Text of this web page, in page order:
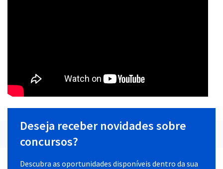
Deseja receber novidades sobre
concursos?
Descubra as oportunidades disponíveis dentro da sua